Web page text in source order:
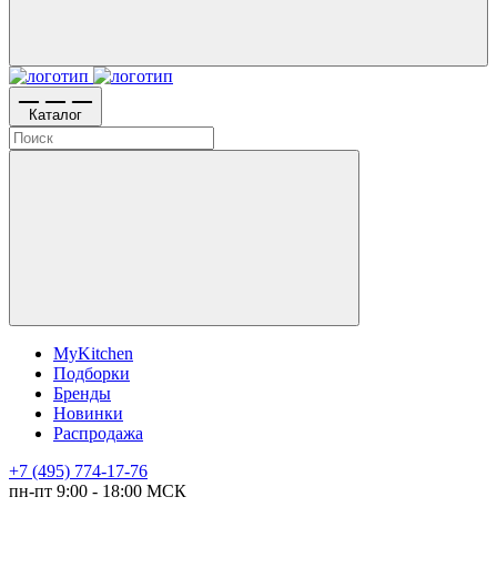
Каталог
MyKitchen
Подборки
Бренды
Новинки
Распродажа
+7 (495) 774-17-76
пн-пт 9:00 - 18:00 МСК